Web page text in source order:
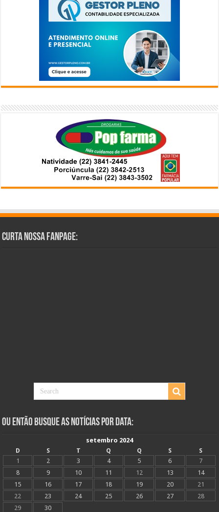
Curta Nossa Fanpage:
Ou Então Busque as Notícias Por Data:
setembro 2024
D
S T Q Q S
S
1
2 3 4 5 6
7
8
9 10 11 12 13
14
15
16 17 18 19 20
21
22
23 24 25 26 27
28
29
30